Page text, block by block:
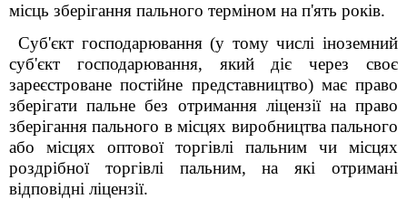
місць зберігання пального терміном на п'ять років.
Суб'єкт господарювання (у тому числі іноземний
суб'єкт господарювання, який діє через своє
зареєстроване постійне представництво) має право
зберігати пальне без отримання ліцензії на право
зберігання пального в місцях виробництва пального
або місцях оптової торгівлі пальним чи місцях
роздрібної торгівлі пальним, на які отримані
відповідні ліцензії.